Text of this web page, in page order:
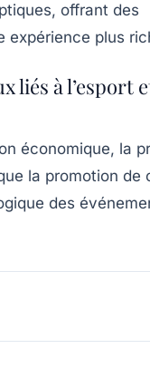
offrant des
expérience plus
liés à l’esport
économique, la
la promotion de
des